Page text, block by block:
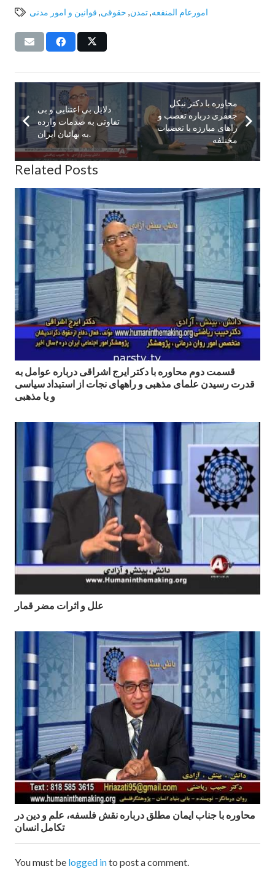
امورعام المنفعه,تمدن, حقوقی, قوانین و امور مدنی
دلايل بى اعتنايى و بى
تفاوتى به صدمات وارده
به بهائيان ايران.
محاوره با دكتر نيكل
جعفرى درباره تعصب و
راهاى مبارزه با تعصبات
مختلفه
Related Posts
قسمت دوم محاوره با دكتر ايرج اشراقى درباره عوامل به
قدرت رسيدن علماى مذهبى و راههاى نجات از استبداد سياسى
و يا مذهبى
علل و اثرات مضر قمار
محاوره با جناب ایمان مطلق درباره نقش فلسفه، علم و دین در
تکامل انسان
You must be logged into post a comment.